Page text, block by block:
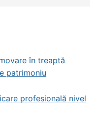
în treaptă
patrimoniu
profesională nivel